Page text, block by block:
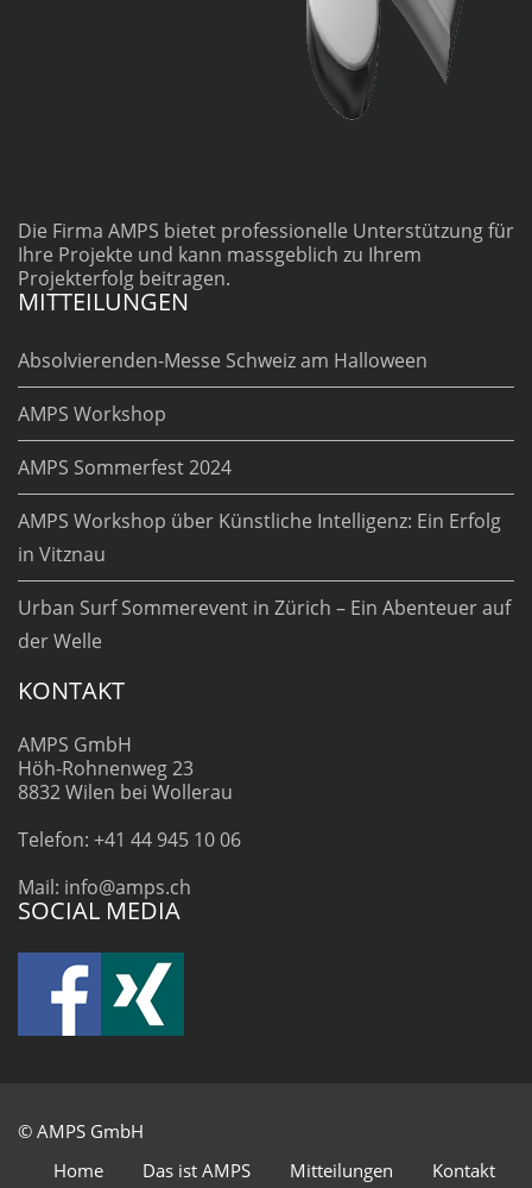
Die Firma AMPS bietet professionelle Unterstützung für
Ihre Projekte und kann massgeblich zu Ihrem
Projekterfolg beitragen.
MITTEILUNGEN
Absolvierenden-Messe Schweiz am Halloween
AMPS Workshop
AMPS Sommerfest 2024
AMPS Workshop über Künstliche Intelligenz: Ein Erfolg
in Vitznau
Urban Surf Sommerevent in Zürich – Ein Abenteuer auf
der Welle
KONTAKT
AMPS GmbH
Höh-Rohnenweg 23
8832 Wilen bei Wollerau
Telefon: +41 44 945 10 06
Mail: info@amps.ch
SOCIAL MEDIA
© AMPS GmbH
Home
Das ist AMPS Mitteilungen Kontakt